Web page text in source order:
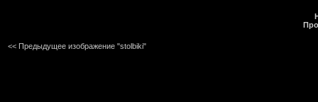
<< Предыдущее изображение "stolbiki"